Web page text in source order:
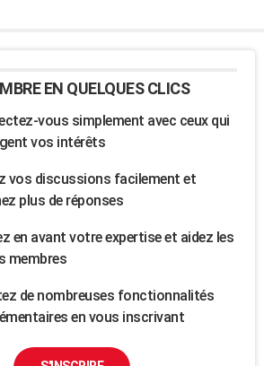
EN QUELQUES CLICS
vous simplement avec ceux qui
vos intérêts
vos discussions facilement et
plus de réponses
en avant votre expertise et aidez les
membres
de nombreuses fonctionnalités
en vous inscrivant